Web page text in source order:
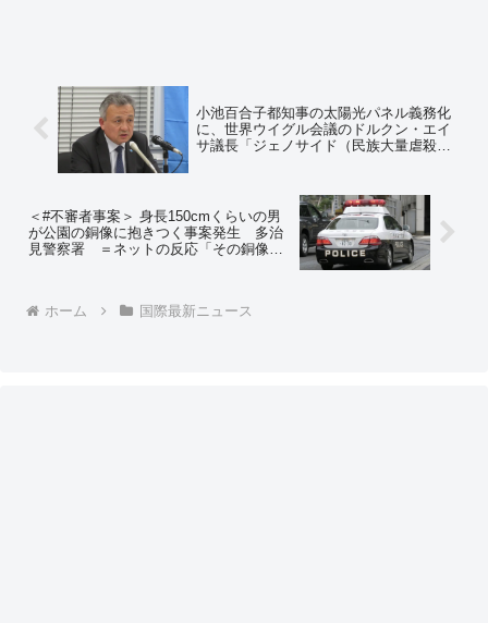
小池百合子都知事の太陽光パネル義務化
に、世界ウイグル会議のドルクン・エイ
サ議長「ジェノサイド（民族大量虐殺）
＜#不審者事案＞ 身長150cmくらいの男
が公園の銅像に抱きつく事案発生 多治
見警察署 ＝ネットの反応「その銅像の
ホーム
国際最新ニュース